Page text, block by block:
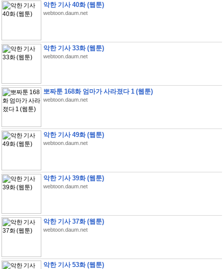
악한 기사 40화 (웹툰)
webtoon.daum.net
악한 기사 33화 (웹툰)
webtoon.daum.net
뽀짜툰 168화 엄마가 사라졌다 1 (웹툰)
webtoon.daum.net
악한 기사 49화 (웹툰)
webtoon.daum.net
악한 기사 39화 (웹툰)
webtoon.daum.net
악한 기사 37화 (웹툰)
webtoon.daum.net
악한 기사 53화 (웹툰)